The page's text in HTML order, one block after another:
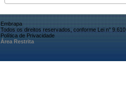
Embrapa
Todos os direitos reservados, conforme Lei n° 9.610
Política de Privacidade
Área Restrita